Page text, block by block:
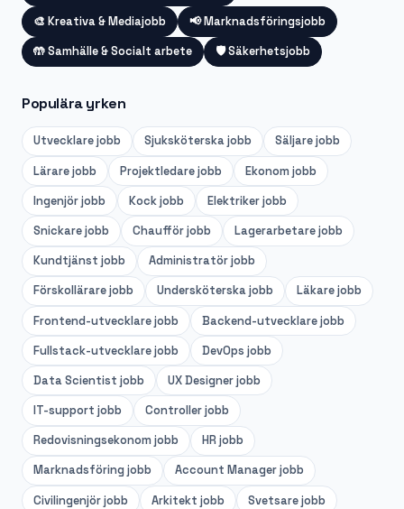
🎨 Kreativa & Mediajobb 📢Marknadsföringsjobb
🤲Samhälle & Socialt arbete 🛡️Säkerhetsjobb
Populära yrken
Utvecklarejobb Sjuksköterskajobb Säljarejobb
Lärarejobb Projektledarejobb Ekonom jobb
Ingenjörjobb Kockjobb Elektrikerjobb
Snickarejobb Chaufförjobb Lagerarbetarejobb
Kundtjänst jobb Administratörjobb
Förskollärarejobb Undersköterskajobb Läkarejobb
Frontend-utvecklarejobb Backend-utvecklarejobb
Fullstack-utvecklarejobb DevOps jobb
Data Scientist jobb UX Designerjobb
IT-support jobb Controllerjobb
Redovisningsekonom jobb HR jobb
Marknadsföring jobb Account Managerjobb
Civilingenjörjobb Arkitekt jobb Svetsarejobb